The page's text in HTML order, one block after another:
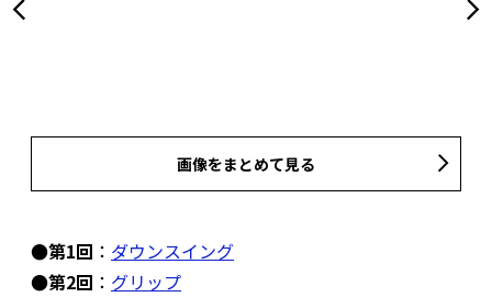
画像をまとめて見る
●第1回 ： ダウンスイング
●第2回 ： グリップ